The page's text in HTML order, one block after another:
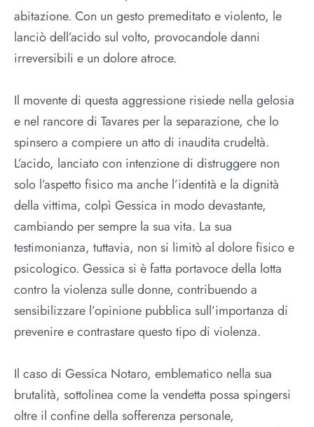
abitazione. Con un gesto premeditato e violento, le
lanciò dell’acido sul volto, provocandole danni
irreversibili e un dolore atroce.
Il movente di questa aggressione risiede nella gelosia
e nel rancore di Tavares per la separazione, che lo
spinsero a compiere un atto di inaudita crudeltà.
L’acido, lanciato con intenzione di distruggere non
solo l’aspetto fisico ma anche l’identità e la dignità
della vittima, colpì Gessica in modo devastante,
cambiando per sempre la sua vita. La sua
testimonianza, tuttavia, non si limitò al dolore fisico e
psicologico. Gessica si è fatta portavoce della lotta
contro la violenza sulle donne, contribuendo a
sensibilizzare l’opinione pubblica sull’importanza di
prevenire e contrastare questo tipo di violenza.
Il caso di Gessica Notaro, emblematico nella sua
brutalità, sottolinea come la vendetta possa spingersi
oltre il confine della sofferenza personale,